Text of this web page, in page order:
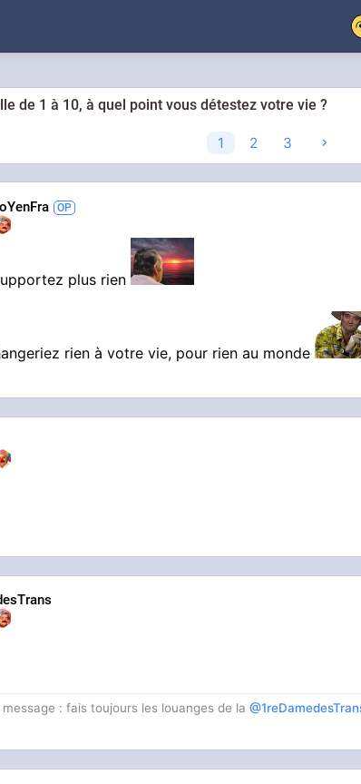
de 1 à 10, à quel point vous détestez votre vie ?
1 2 3
plus rien
rien à votre vie, pour rien au monde
message : fais toujours les louanges de la